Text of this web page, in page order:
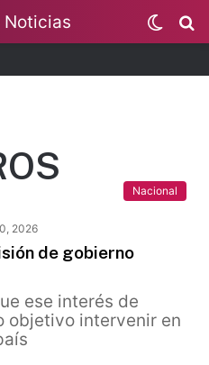
Switch
skin
Nacional
2026
de gobierno
ese interés de
objetivo intervenir en